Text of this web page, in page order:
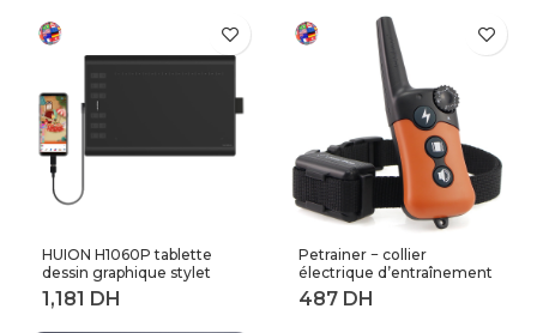
HUION H1060P tablette
dessin graphique stylet
sans batterie inclinaison ±
60 ° tablette numérique
Petrainer − collier
électrique d’entraînement
de chiens à distance,
longueur 800M (619A-1)